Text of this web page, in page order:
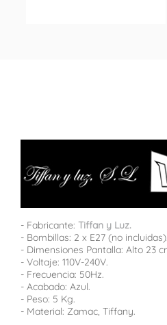
- Fabricante: Tiffan y Luz.
- Bombillas: 2 x E27 (no incluidas).
- Dimensiones Pantalla: Alto 23
- Voltaje: 110V-240V.
- Frecuencia: 50Hz.
- Acabado: Azul.
- Peso: 5 Kg.
- Material: Zamac, Tiffany.